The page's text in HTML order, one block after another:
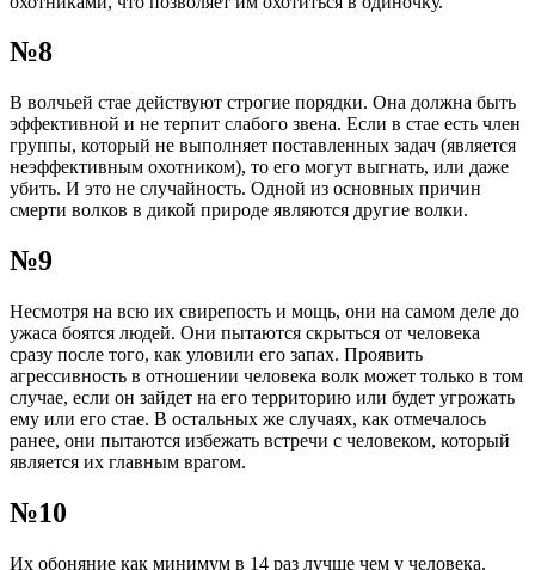
№8
В волчьей стае действуют строгие порядки. Она должна быть
эффективной и не терпит слабого звена. Если в стае есть член
группы, который не выполняет поставленных задач (является
неэффективным охотником), то его могут выгнать, или даже
убить. И это не случайность. Одной из основных причин
смерти волков в дикой природе являются другие волки.
№9
Несмотря на всю их свирепость и мощь, они на самом деле до
ужаса боятся людей. Они пытаются скрыться от человека
сразу после того, как уловили его запах. Проявить
агрессивность в отношении человека волк может только в том
случае, если он зайдет на его территорию или будет угрожать
ему или его стае. В остальных же случаях, как отмечалось
ранее, они пытаются избежать встречи с человеком, который
является их главным врагом.
№10
Их обоняние как минимум в 14 раз лучше чем у человека.